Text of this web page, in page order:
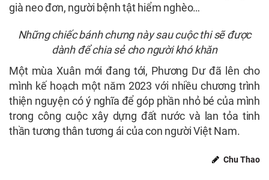
già neo đơn, người bệnh tật hiểm nghèo…
Những chiếc bánh chưng này sau cuộc thi sẽ được
dành để chia sẻ cho người khó khăn
Một mùa Xuân mới đang tới, Phương Dư đã lên cho
mình kế hoạch một năm 2023 với nhiều chương trình
thiện nguyện có ý nghĩa để góp phần nhỏ bé của mình
trong công cuộc xây dựng đất nước và lan tỏa tinh
thần tương thân tương ái của con người Việt Nam.
Chu Thao